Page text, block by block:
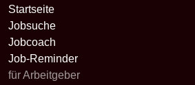
Startseite
Jobsuche
Jobcoach
Job-Reminder
für Arbeitgeber